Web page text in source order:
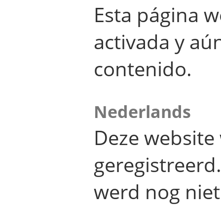
Esta página
activada y
contenido.
Nederlands
Deze
werd nog